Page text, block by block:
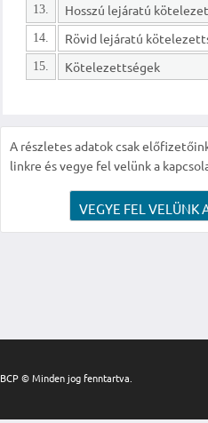
13.
14. Rövid lejáratú
15. Kötelezettségek
A részletes adatok csak
linkre és vegye fel velünk a
VEGYE FEL VELÜNK
BCP © Minden jog fenntartva.